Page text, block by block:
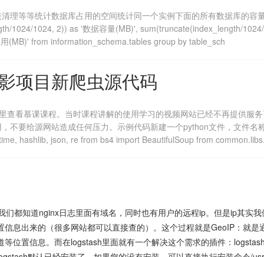
等等统计数据库占用的空间统计同一个实例下面的所有数据库的容
1024/1024, 2)) as '数据容量(MB)', sum(truncate(index_length/
(MB)' from information_schema.tables group by table_sch
项目新爬虫源代码
课课程。当时课程讲解的使用学习的视频网站已经不再提供服务
不要给源网站造成任何压力。示例代码新建一个python文件，文件
hashlib, json, re from bs4 import BeautifulSoup from
都知道nginx日志里面有域名，同时也有用户的远程ip。但是ip其实
信息出来的（很多网站都可以直接查的）。这个过程就是GeoIP：就
等位置信息。而在logstash里面就有一个解决这个需求的插件：